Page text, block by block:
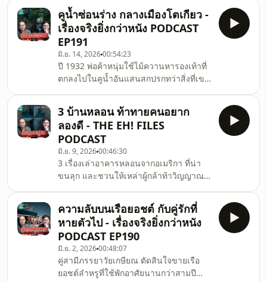
สิ่งลี้ลับที่หมายเอาชีวิตพวกเขา !.00:00 เปิด
รายการ03:03 Part 01 นักศึกษารวมตัว
เข้าสู่หมู่บ้านกลางป่า31:03 Part 02 ละเมอ
เดิน เผชิญหน้าหมอผี39:29 Part 03 หลอน
ในบ้านหลังใหม่50:45 Part 04 ระหว่างทาง
กลับหมู่บ้าน01:01:54 Part05 ความลับของ
เพื่อนชาย ที่ท้ายหมู่บ้าน01:13:39 Part 06
บทสร
คูน้ำซ่อนร่าง กลางเมืองโตเกียว -
เรื่องจริงยิ่งกว่าหนัง PODCAST
EP191
มิ.ย. 14, 202600:54:23
ปี 1932 พ่อค้าหนุ่มใช้ไม้ควานหารองเท้าที่
ตกลงไปในคูน้ำอันแสนสกปรกทว่าสิ่งที่เขา
ผ้าที่ซ่อนร่างมนุษย์ ! เคสสยองในประวัติ
ศาสตร์ญี่ปุ่นที่คุณควรฟัง.สมัครเป็นสมาชิก
ช่องชวนดูดะได้ฟัง PODCAST ตอนพิเศษ
รวมถึงฟังตอนปกติได้แบบไม่มีโฆษณาที่
นี่youtube.com/channel/
พวกเราได้
ทางchuandoda@gmail.comfacebook.com/
3 บ้านหลอน ท้าทายคนอยาก
ลองดี - THE EH! FILES
PODCAST
มิ.ย. 9, 202600:46:30
3 เรื่องเล่าอาคารหลอนจากอเมริกา ที่น่า
ขนลุก และชวนให้เหล่าผู้กล้าท้าวิญญาณ
เปิดรายการ01:51 เรื่องที่ 1 Seven Sisters
Road13:59 เรื่องที่ 2 Willows Weep32:49
เรื่องที่ 3 Stone&#39;s Public
House.สมัครเป็นสมาชิกช่องชวนดูดะได้
ฟัง PODCAST ตอนพิเศษรวมถึงฟังตอนปกติ
ได้แบบไม่มีโฆษณาที่
นี่youtube.com/channel/
ความลับบนเรือยอชต์ กับคู่รักที่
หายตัวไป - เรื่องจริงยิ่งกว่าหนัง
PODCAST EP190
มิ.ย. 2, 202600:48:07
คู่สามีภรรยาวัยเกษียณ ตัดสินใจขายเรือ
ยอชต์ลำหรูที่ใช้พักอาศัยนานกว่าสามปี